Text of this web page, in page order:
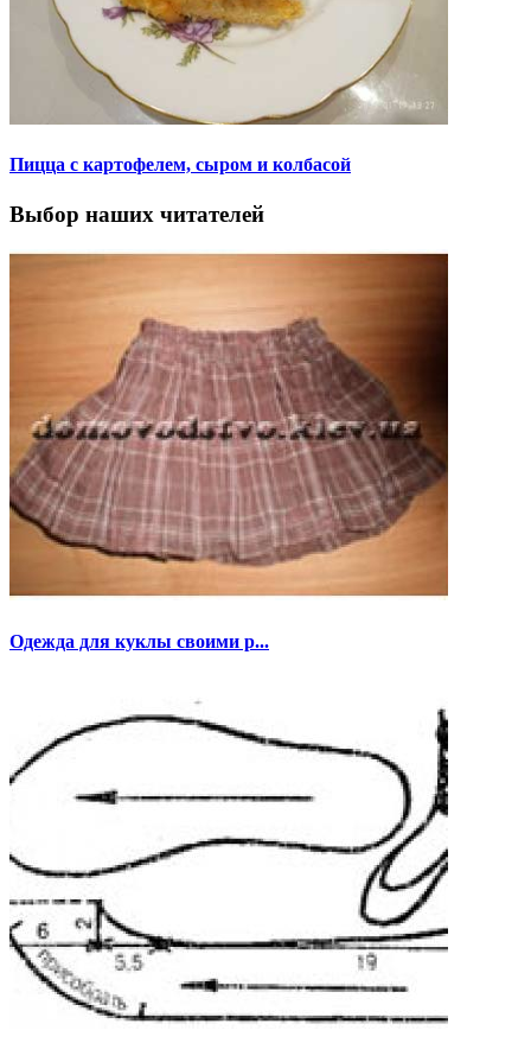
Пицца с картофелем, сыром и колбасой
Выбор наших читателей
Одежда для куклы своими р...